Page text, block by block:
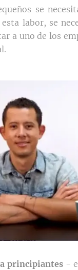
se
labor, se
a uno de los
principiantes -